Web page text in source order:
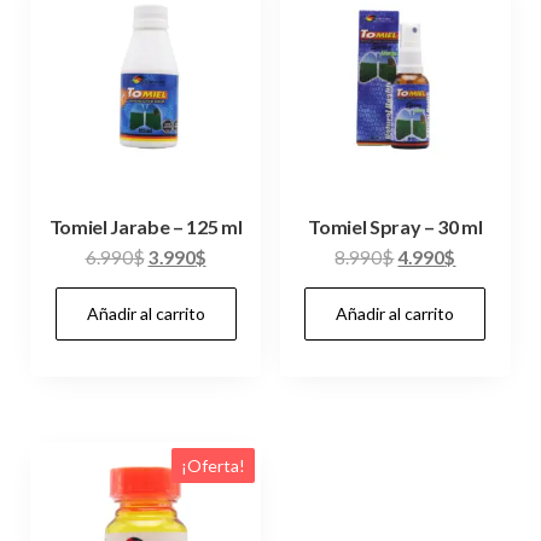
Tomiel Jarabe – 125 ml
6.990$El
precio
original
era:
3.990$El
precio
es:
Añadir al carrito
Tomiel Spray – 30 ml
8.990$El
precio
original
era:
4.990$
precio
es:
Añadir al carrito
¡Oferta!